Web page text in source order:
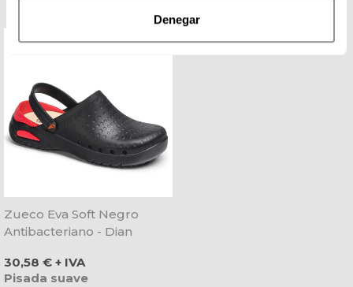
Denegar
Zueco Eva Soft Negro
Antibacteriano - Dian
Precio
30,58 € + IVA
Pisada suave